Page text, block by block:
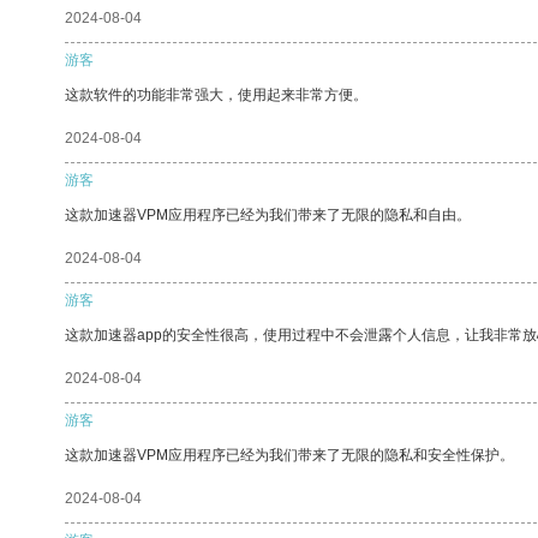
2024-08-04
游客
这款软件的功能非常强大，使用起来非常方便。
2024-08-04
游客
这款加速器VPM应用程序已经为我们带来了无限的隐私和自由。
2024-08-04
游客
这款加速器app的安全性很高，使用过程中不会泄露个人信息，让我非常
2024-08-04
游客
这款加速器VPM应用程序已经为我们带来了无限的隐私和安全性保护。
2024-08-04